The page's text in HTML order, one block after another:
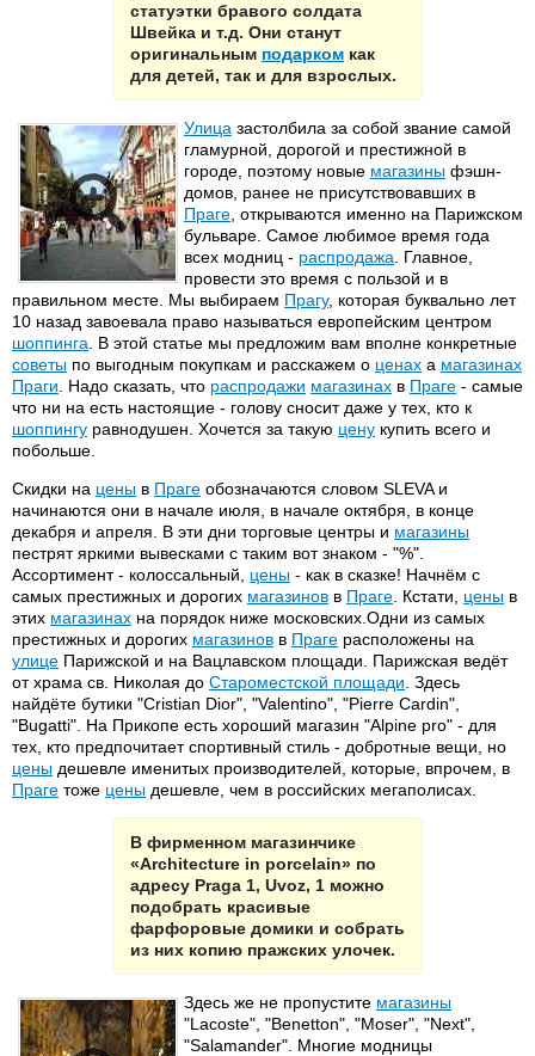
статуэтки бравого солдата
Швейка и т.д. Они станут
оригинальным подарком как
для детей, так и для взрослых.
Улица застолбила за собой звание самой
гламурной, дорогой и престижной в
городе, поэтому новые магазины фэшн-
домов, ранее не присутствовавших в
Праге , открываются именно на Парижском
бульваре. Самое любимое время года
всех модниц - распродажа . Главное,
провести это время с пользой и в
правильном месте. Мы выбираем Прагу, которая буквально лет
10 назад завоевала право называться европейским центром
шоппинга . В этой статье мы предложим вам вполне конкретные
советы по выгодным покупкам и расскажем о ценах а магазинах
Праги . Надо сказать, что распродажи магазинах в Праге - самые
что ни на есть настоящие - голову сносит даже у тех, кто к
шоппингу равнодушен. Хочется за такую цену купить всего и
побольше.
Скидки на цены в Праге обозначаются словом SLEVA и
начинаются они в начале июля, в начале октября, в конце
декабря и апреля. В эти дни торговые центры и магазины
пестрят яркими вывесками с таким вот знаком - "%".
Ассортимент - колоссальный, цены - как в сказке! Начнём с
самых престижных и дорогих магазинов в Праге . Кстати, цены в
этих магазинах на порядок ниже московских.Одни из самых
престижных и дорогих магазинов в Праге расположены на
улице Парижской и на Вацлавском площади. Парижская ведёт
от храма св. Николая до Староместской площади . Здесь
найдёте бутики "Cristian Dior", "Valentino", "Pierre Cardin",
"Bugatti". На Прикопе есть хороший магазин "Alpine pro" - для
тех, кто предпочитает спортивный стиль - добротные вещи, но
цены дешевле именитых производителей, которые, впрочем, в
Праге тоже цены дешевле, чем в российских мегаполисах.
В фирменном магазинчике
«Architecture in porcelain» по
адресу Praga 1, Uvoz, 1 можно
подобрать красивые
фарфоровые домики и собрать
из них копию пражских улочек.
Здесь же не пропустите магазины
"Lacoste", "Benetton", "Moser", "Next",
"Salamander". Многие модницы